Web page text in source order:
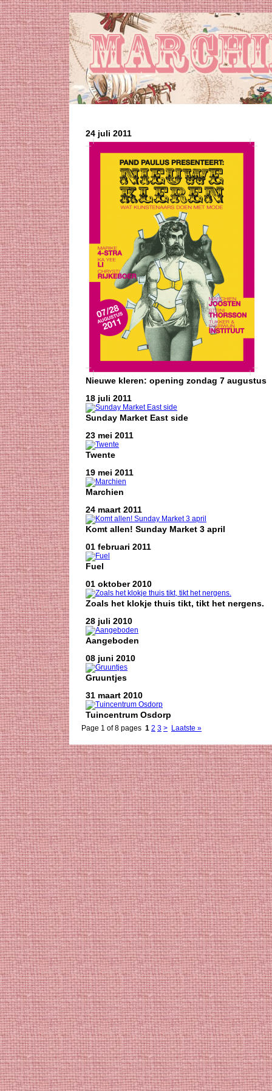
24 juli 2011
Nieuwe kleren: opening zondag 7 augustus
18 juli 2011
Sunday Market East side
23 mei 2011
Twente
19 mei 2011
Marchien
24 maart 2011
Komt allen! Sunday Market 3 april
01 februari 2011
Fuel
01 oktober 2010
Zoals het klokje thuis tikt, tikt het nergens.
28 juli 2010
Aangeboden
08 juni 2010
Gruuntjes
31 maart 2010
Tuincentrum Osdorp
Page 1 of 8 pages 1 2 3 > Laatste »